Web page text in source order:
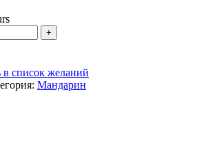
в список желаний
Мандарин